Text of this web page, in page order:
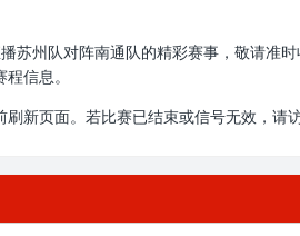
苏州队对阵南通队的精彩赛事，敬请准
信息。
新页面。若比赛已结束或信号无效，请